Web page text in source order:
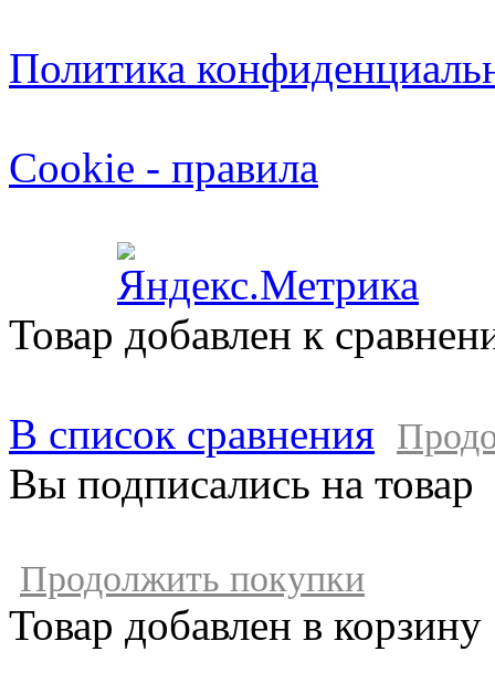
Политика
Cookie - правила
Товар добавлен к
В список сравнения
Вы подписались на товар
Продолжить покупки
Товар добавлен в корзину